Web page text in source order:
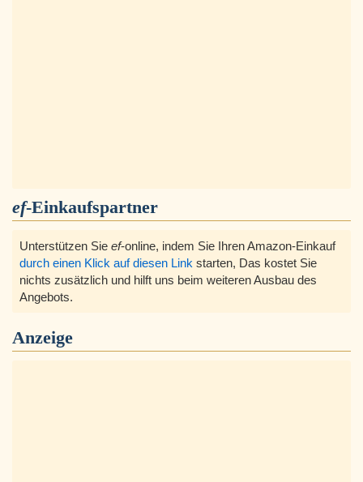
ef-Einkaufspartner
Unterstützen Sie ef-online, indem Sie Ihren Amazon-Einkauf
durch einen Klick auf diesen Link starten, Das kostet Sie
nichts zusätzlich und hilft uns beim weiteren Ausbau des
Angebots.
Anzeige